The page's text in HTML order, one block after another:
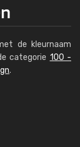
de kleurnaam
categorie 100 -
.